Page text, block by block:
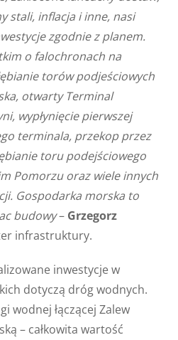
stali, inflacja i inne, nasi
zgodnie z planem.
o falochronach na
torów podjeściowych
otwarty Terminal
wypłynięcie pierwszej
terminala, przekop przez
toru podejściowego
Pomorzu oraz wiele innych
Gospodarka morska to
budowy– Grzegorz
infrastruktury.
inwestycje w
dotyczą dróg wodnych.
wodnej łączącej Zalew
– całkowita wartość